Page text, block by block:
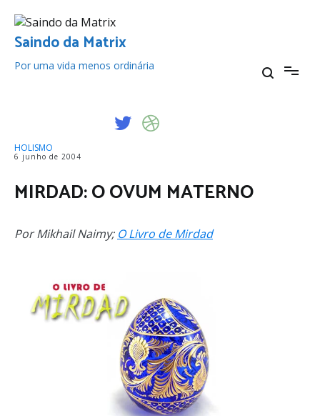
para
Saindo da Matrix
Por uma vida menos ordinária
HOLISMO
6 junho de 2004
MIRDAD: O OVUM MATERNO
Por Mikhail Naimy; O Livro de Mirdad